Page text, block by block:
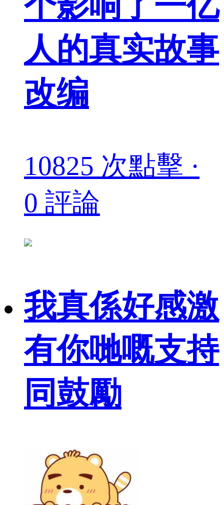
人的真实故事
改编
10825 次點擊 ·
0 評論
我真係好感激
有你哋嘅支持
同鼓勵